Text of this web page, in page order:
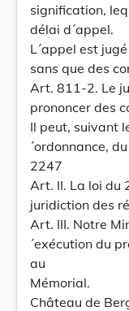
signification,
délai d´appel.
L´appel est
sans que des
Art. 811-2. Le
prononcer des
Il peut, suivant
´ordonnance,
2247
Art. II. La loi du
juridiction des
Art. III. Notre
´exécution du
au
Mémorial.
Château de